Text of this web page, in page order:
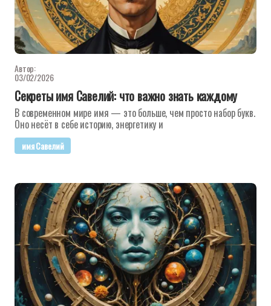
Автор:
03/02/2026
Секреты имя Савелий: что важно знать каждому
В современном мире имя — это больше, чем просто набор букв.
Оно несёт в себе историю, энергетику и
имя Савелий